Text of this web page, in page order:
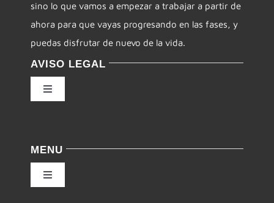
sino lo que vamos a empezar a trabajar a partir de
ahora para que vayas progresando en las fases, y
puedas disfrutar de nuevo de la vida.
AVISO LEGAL
Toggle
Navigation
Condiciones de uso
MENU
Toggle
Navigation